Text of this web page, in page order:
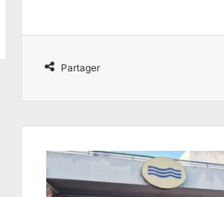
Partager